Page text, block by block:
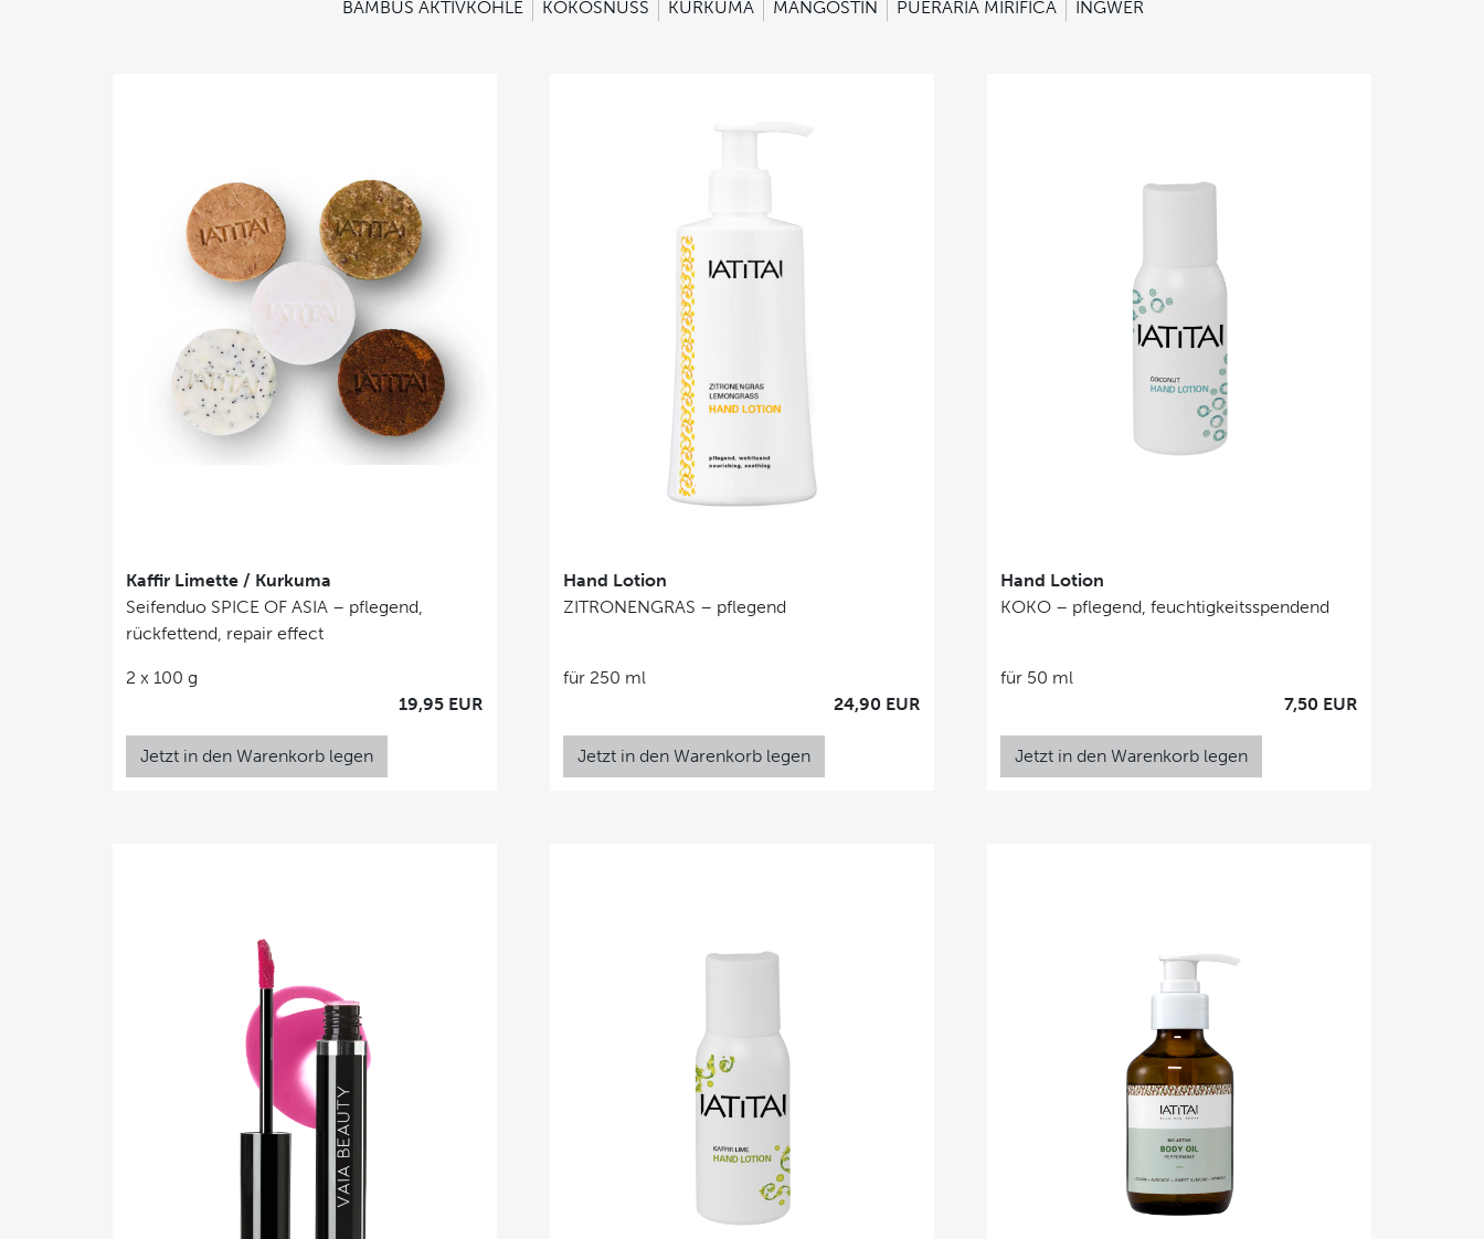
BAMBUS AKTIVKOHLE
KOKOSNUSS KURKUMA MANGOSTIN PUERARIA MIRIFICA INGWER
Kaffir Limette / Kurkuma
Seifenduo SPICE OF ASIA – pflegend,
rückfettend, repair effect
19,95 EUR
2 x 100 g
Jetzt in den Warenkorb legen
Hand Lotion
ZITRONENGRAS – pflegend
24,90 EUR
für 250 ml
Jetzt in den Warenkorb legen
Hand Lotion
KOKO – pflegend, feuchtigkeitsspendend
7,50 EUR
für 50 ml
Jetzt in den Warenkorb legen